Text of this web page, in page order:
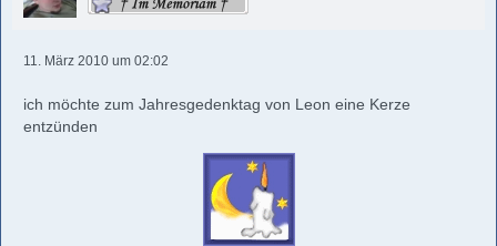
11. März 2010 um 02:02
ich möchte zum Jahresgedenktag von Leon eine Kerze
entzünden